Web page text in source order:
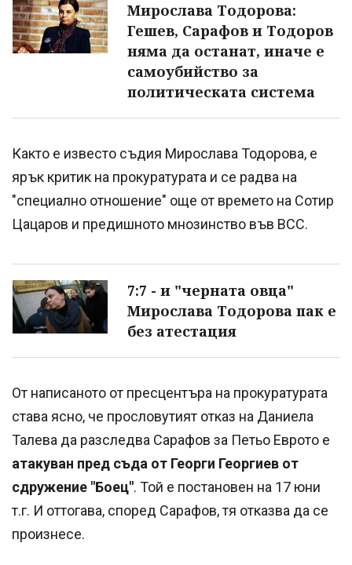
Мирослава Тодорова:
Гешев, Сарафов и Тодоров
няма да останат, иначе е
самоубийство за
политическата система
Както е известо съдия Мирослава Тодорова, е
ярък критик на прокуратурата и се радва на
"специално отношение" още от времето на Сотир
Цацаров и предишното мнозинство във ВСС.
7:7 - и "черната овца"
Мирослава Тодорова пак е
без атестация
От написаното от пресцентъра на прокуратурата
става ясно, че прословутият отказ на Даниела
Талева да разследва Сарафов за Петьо Еврото е
атакуван пред съда от Георги Георгиев от
сдружение "Боец". Той е постановен на 17 юни
т.г. И оттогава, според Сарафов, тя отказва да се
произнесе.